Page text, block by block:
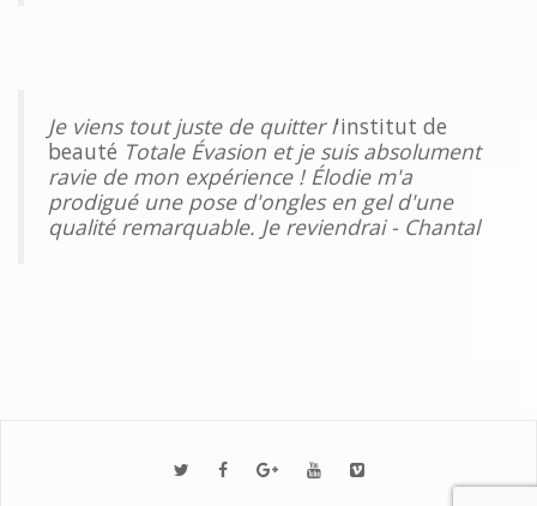
Je viens tout juste de quitter l'institut de
beauté Totale Évasion et je suis absolument
ravie de mon expérience ! Élodie m'a
prodigué une pose d'ongles en gel d'une
qualité remarquable. Je reviendrai - Chantal